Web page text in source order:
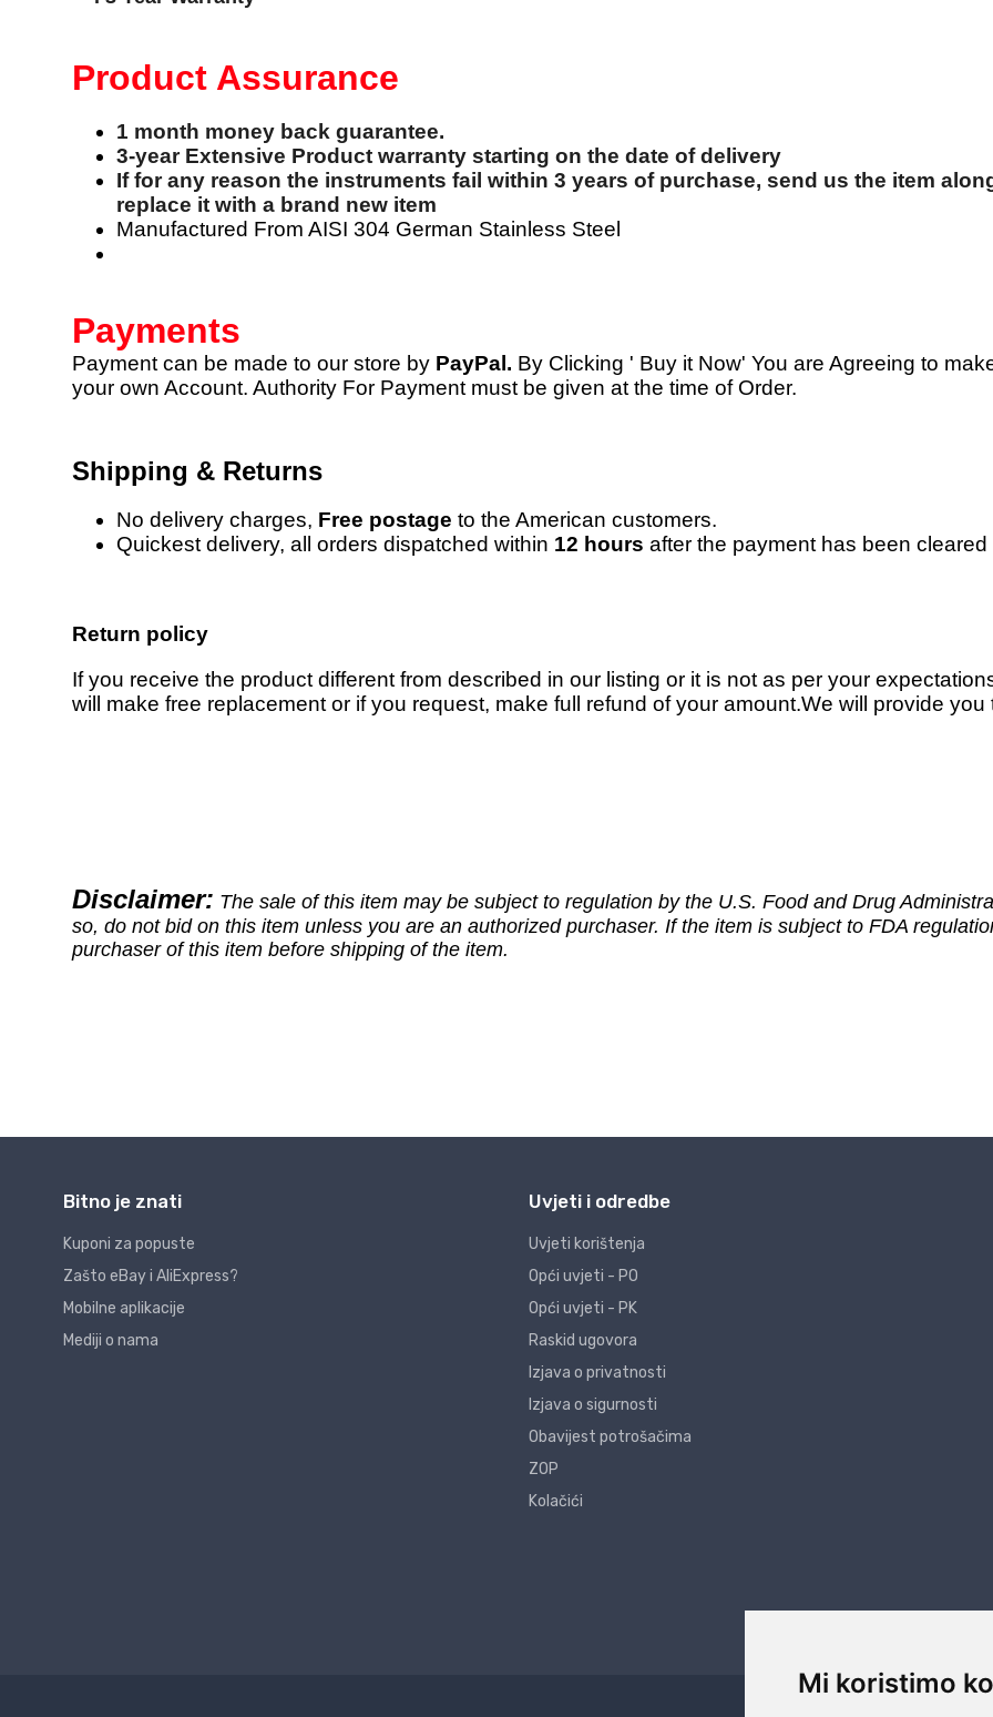
Mi koristimo
Bitno je znati
Kuponi za popuste
Zašto eBay i AliExpress?
Mobilne aplikacije
Mediji o nama
Uvjeti i odredbe
Uvjeti korištenja
Opći uvjeti - PO
Opći uvjeti - PK
Raskid ugovora
Izjava o privatnosti
Izjava o sigurnosti
Obavijest potrošačima
ZOP
Kolačići